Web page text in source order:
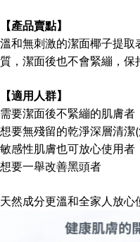
【產品賣點】
溫和無刺激的潔面椰子提
質，潔面後也不會緊繃，保
【適用人群】
需要潔面後不緊繃的肌膚者
想要無殘留的乾淨深層清潔
敏感性肌膚也可放心使用者
想要一舉改善黑頭者
天然成分更溫和全家人放心